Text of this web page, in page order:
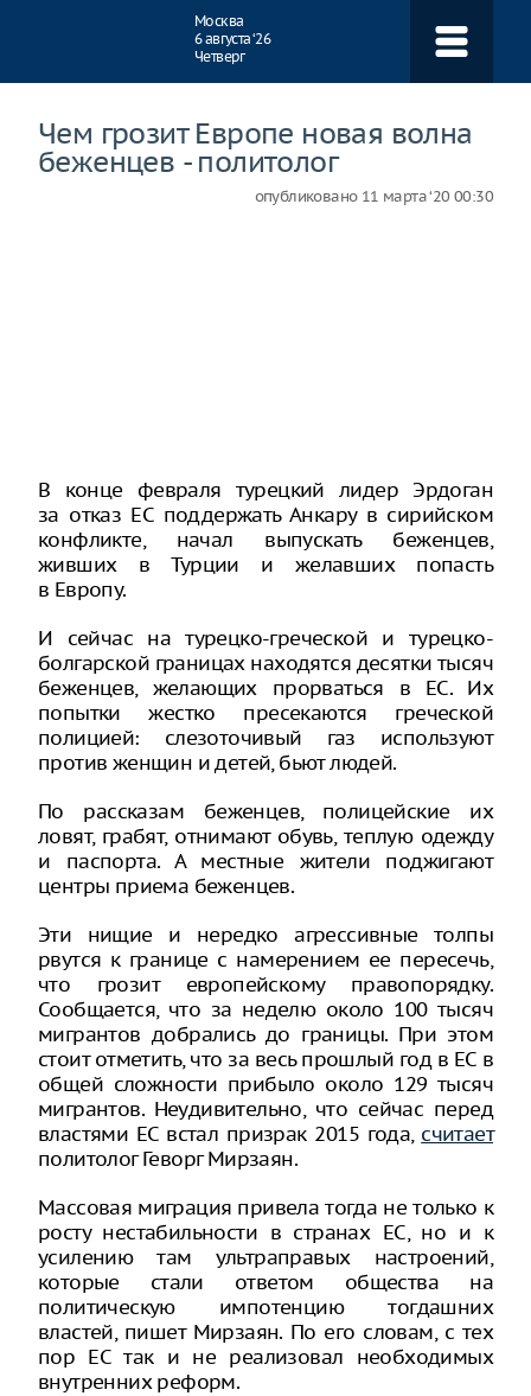
Москва
6 августа ‘26
Четверг
Чем грозит Европе новая волна
беженцев - политолог
опубликовано 11 марта ‘20 00:30
В конце февраля турецкий лидер Эрдоган
за отказ ЕС поддержать Анкару в сирийском
конфликте, начал выпускать беженцев,
живших в Турции и желавших попасть
в Европу.
И сейчас на турецко-греческой и турецко-
болгарской границах находятся десятки тысяч
беженцев, желающих прорваться в ЕС. Их
попытки жестко пресекаются греческой
полицией: слезоточивый газ используют
против женщин и детей, бьют людей.
По рассказам беженцев, полицейские их
ловят, грабят, отнимают обувь, теплую одежду
и паспорта. А местные жители поджигают
центры приема беженцев.
Эти нищие и нередко агрессивные толпы
рвутся к границе с намерением ее пересечь,
что грозит европейскому правопорядку.
Сообщается, что за неделю около 100 тысяч
мигрантов добрались до границы. При этом
стоит отметить, что за весь прошлый год в ЕС в
общей сложности прибыло около 129 тысяч
мигрантов. Неудивительно, что сейчас перед
властями ЕС встал призрак 2015 года, считает
политолог Геворг Мирзаян.
Массовая миграция привела тогда не только к
росту нестабильности в странах ЕС, но и к
усилению там ультраправых настроений,
которые стали ответом общества на
политическую импотенцию тогдашних
властей, пишет Мирзаян. По его словам, с тех
пор ЕС так и не реализовал необходимых
внутренних реформ.